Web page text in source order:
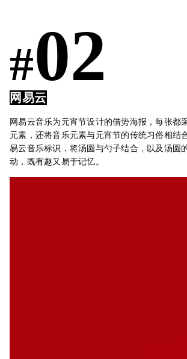
#02
网易云
网易云音乐为元宵节设计的借势海报，每张都
元素，还将音乐元素与元宵节的传统习俗相结
易云音乐标识，将汤圆与勺子结合，以及汤圆
动，既有趣又易于记忆。